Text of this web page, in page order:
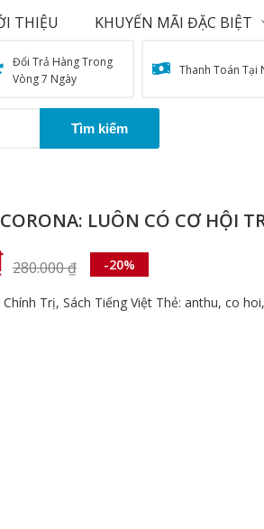
THIỆU KHUYẾN MÃI ĐẶC BIỆT
Đổi Trả Hàng Trong
Vòng 7 Ngày
Thanh Toán Tại
LUÔN CÓ CƠ HỘI
280.000₫
-20%
Trị, Sách Tiếng Việt Thẻ: anthu, co hoi,